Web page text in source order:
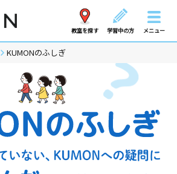
教室を探す 学習中の方 メニュー
KUMONのふしぎ